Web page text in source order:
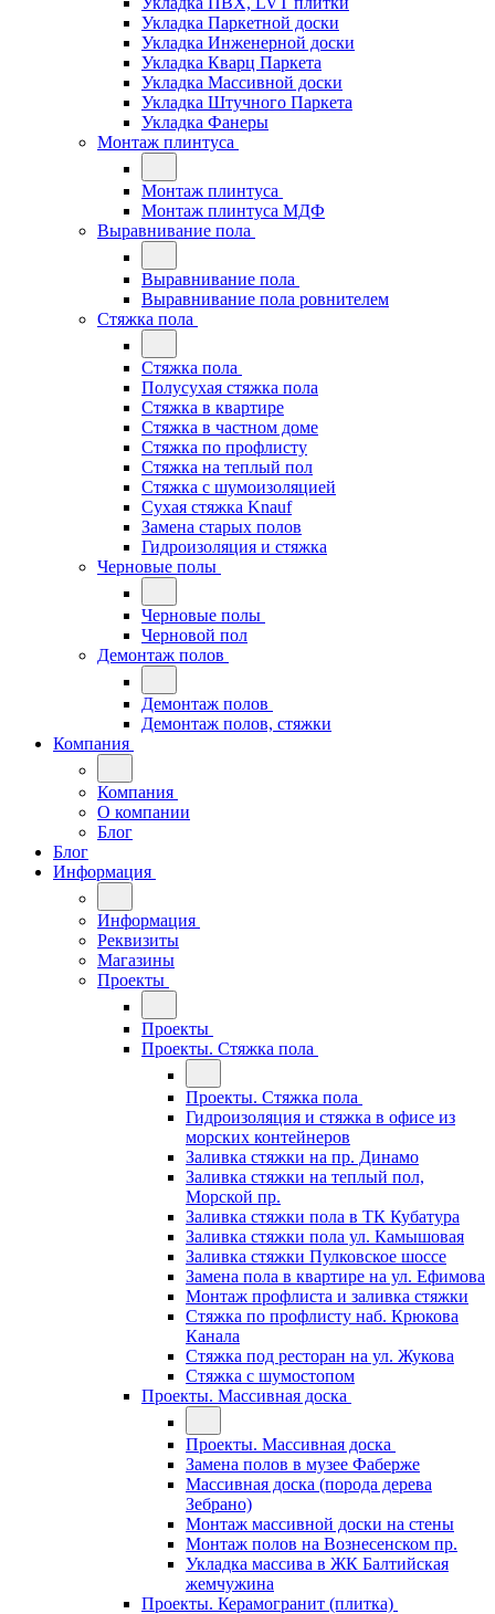
Укладка Паркетной доски
Укладка Инженерной доски
Укладка Кварц Паркета
Укладка Массивной доски
Укладка Штучного Паркета
Укладка Фанеры
Монтаж плинтуса
Монтаж плинтуса
Монтаж плинтуса МДФ
Выравнивание пола
Выравнивание пола
Выравнивание пола ровнителем
Стяжка пола
Стяжка пола
Полусухая стяжка пола
Стяжка в квартире
Стяжка в частном доме
Стяжка по профлисту
Стяжка на теплый пол
Стяжка с шумоизоляцией
Сухая стяжка Knauf
Замена старых полов
Гидроизоляция и стяжка
Черновые полы
Черновые полы
Черновой пол
Демонтаж полов
Демонтаж полов
Демонтаж полов, стяжки
Компания
Компания
О компании
Блог
Блог
Информация
Информация
Реквизиты
Магазины
Проекты
Проекты
Проекты. Стяжка пола
Проекты. Стяжка пола
Гидроизоляция и стяжка в офисе из
морских контейнеров
Заливка стяжки на пр. Динамо
Заливка стяжки на теплый пол,
Морской пр.
Заливка стяжки пола в ТК Кубатура
Заливка стяжки пола ул. Камышовая
Заливка стяжки Пулковское шоссе
Замена пола в квартире на ул. Ефимова
Монтаж профлиста и заливка стяжки
Стяжка по профлисту наб. Крюкова
Канала
Стяжка под ресторан на ул. Жукова
Стяжка с шумостопом
Проекты. Массивная доска
Проекты. Массивная доска
Замена полов в музее Фаберже
Массивная доска (порода дерева
Зебрано)
Монтаж массивной доски на стены
Монтаж полов на Вознесенском пр.
Укладка массива в ЖК Балтийская
жемчужина
Проекты. Керамогранит (плитка)